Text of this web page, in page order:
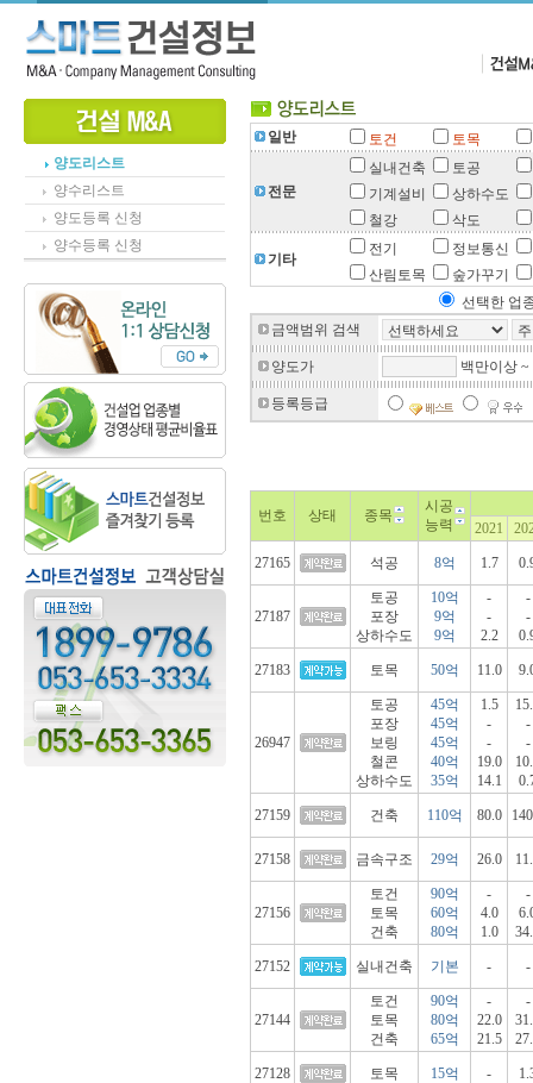
양도리스트
양수리스트
양도등록 신청
양수등록 신청
일반 토건 토목
전문
실내건축
토공
기계설비
상하수도
철강
삭도
기타
전기
정보통신
산림토목
숲가꾸기
선택한 업
금액범위 검색
양도가 백만이상 ~
등록등급
번호 상태 종목
시공
능력
2021
27165 석공 8억 1.7
27187
토공
포장
상하수도
10억
9억
9억
-
-
2.2
-
-
27183 토목 50억 11.0
26947
토공
포장
보링
철콘
상하수도
45억
45억
45억
40억
35억
1.5
-
-
19.0
14.1
-
-
27159 건축 110억 80.0
27158 금속구조 29억 26.0
27156
토건
토목
건축
90억
60억
80억
-
4.0
1.0
-
27152 실내건축 기본 - -
27144
토건
토목
건축
90억
80억
65억
-
22.0
21.5
-
27128 토목 15억 -